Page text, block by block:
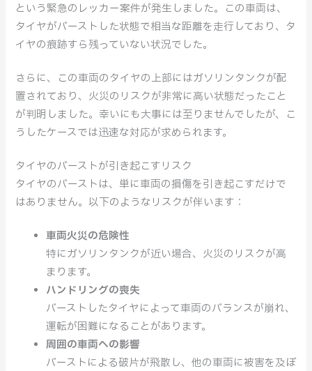
という緊急のレッカー案件が発生しました。この車両は、
タイヤがバーストした状態で相当な距離を走行しており、タ
イヤの痕跡すら残っていない状況でした。
さらに、この車両のタイヤの上部にはガソリンタンクが配
置されており、火災のリスクが非常に高い状態だったこと
が判明しました。幸いにも大事には至りませんでしたが、こ
うしたケースでは迅速な対応が求められます。
タイヤのバーストが引き起こすリスク
タイヤのバーストは、単に車両の損傷を引き起こすだけで
はありません。以下のようなリスクが伴います：
車両火災の危険性
特にガソリンタンクが近い場合、火災のリスクが高
まります。
ハンドリングの喪失
バーストしたタイヤによって車両のバランスが崩れ、
運転が困難になることがあります。
周囲の車両への影響
バーストによる破片が飛散し、他の車両に被害を及ぼ